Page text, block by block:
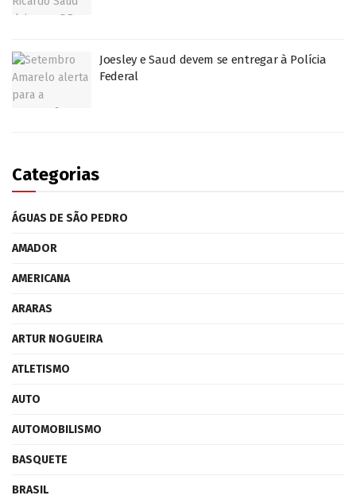
Joesley e Saud devem se entregar à Polícia
Federal
Categorias
ÁGUAS DE SÃO PEDRO
AMADOR
AMERICANA
ARARAS
ARTUR NOGUEIRA
ATLETISMO
AUTO
AUTOMOBILISMO
BASQUETE
BRASIL